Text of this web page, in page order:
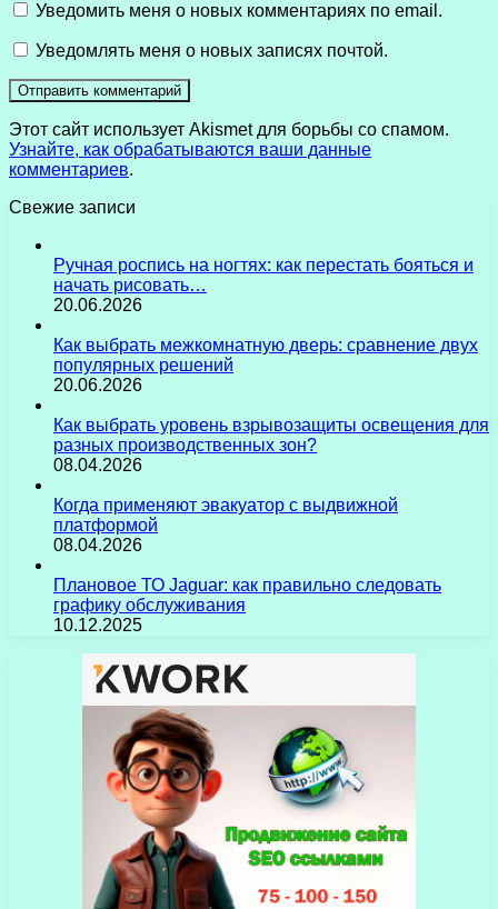
Уведомить меня о новых комментариях по email.
Уведомлять меня о новых записях почтой.
Этот сайт использует Akismet для борьбы со спамом.
Узнайте, как обрабатываются ваши данные
комментариев.
Свежие записи
Ручная роспись на ногтях: как перестать бояться и
начать рисовать…
20.06.2026
Как выбрать межкомнатную дверь: сравнение двух
популярных решений
20.06.2026
Как выбрать уровень взрывозащиты освещения для
разных производственных зон?
08.04.2026
Когда применяют эвакуатор с выдвижной
платформой
08.04.2026
Плановое ТО Jaguar: как правильно следовать
графику обслуживания
10.12.2025